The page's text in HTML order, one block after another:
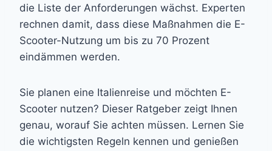
die Liste der Anforderungen wächst. Experten
rechnen damit, dass diese Maßnahmen die E-
Scooter-Nutzung um bis zu 70 Prozent
eindämmen werden.
Sie planen eine Italienreise und möchten E-
Scooter nutzen? Dieser Ratgeber zeigt Ihnen
genau, worauf Sie achten müssen. Lernen Sie
die wichtigsten Regeln kennen und genießen